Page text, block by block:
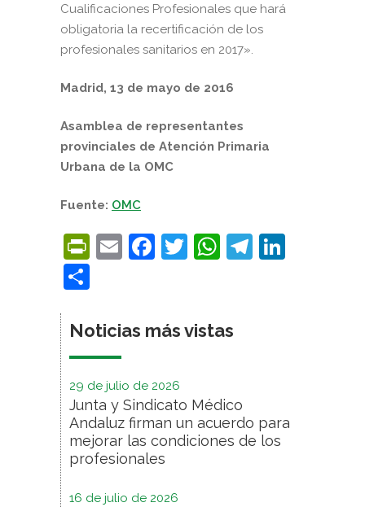
Cualificaciones Profesionales que hará
obligatoria la recertificación de los
profesionales sanitarios en 2017».
Madrid, 13 de mayo de 2016
Asamblea de representantes
provinciales de Atención Primaria
Urbana de la OMC
Fuente: OMC
PrintFriendly
EmailFacebook
Twitter
WhatsApp
Noticias más vistas
29 de julio de 2026
Junta y Sindicato Médico
Andaluz firman un acuerdo para
mejorar las condiciones de los
profesionales
16 de julio de 2026